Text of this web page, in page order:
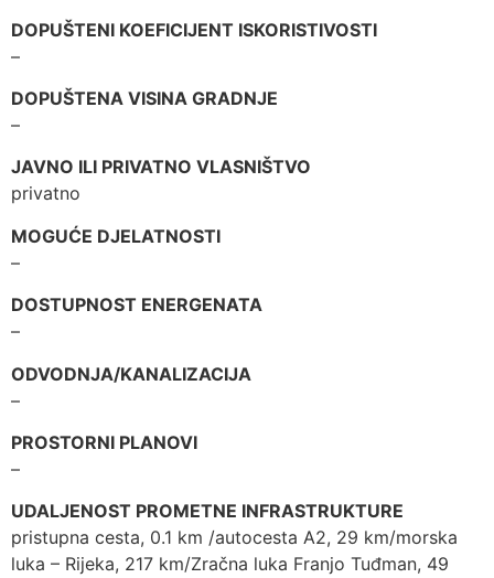
DOPUŠTENI KOEFICIJENT ISKORISTIVOSTI
–
DOPUŠTENA VISINA GRADNJE
–
JAVNO ILI PRIVATNO VLASNIŠTVO
privatno
MOGUĆE DJELATNOSTI
–
DOSTUPNOST ENERGENATA
–
ODVODNJA/KANALIZACIJA
–
PROSTORNI PLANOVI
–
UDALJENOST PROMETNE INFRASTRUKTURE
pristupna cesta, 0.1 km /autocesta A2, 29 km/morska
luka – Rijeka, 217 km/Zračna luka Franjo Tuđman, 49